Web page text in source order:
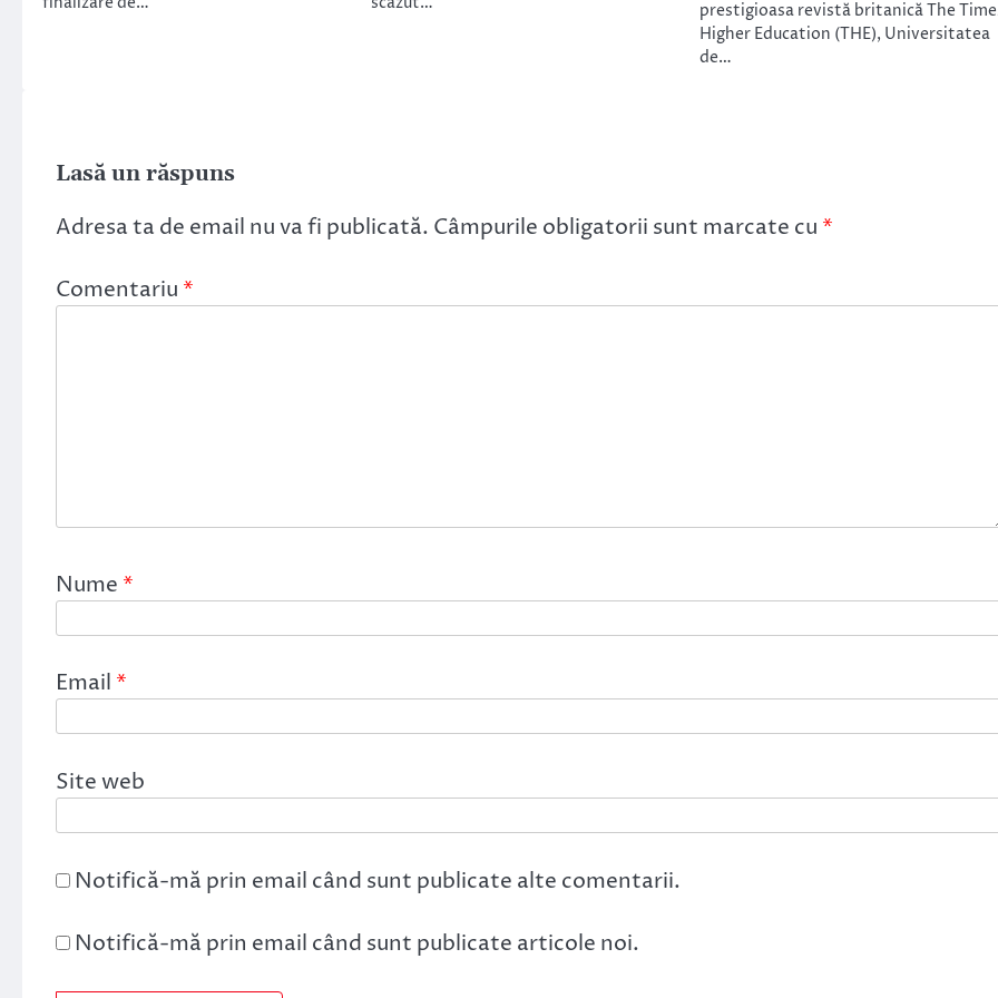
prestigioasa revistă britanică The
Higher Education (THE), Universitatea
de…
Lasă un răspuns
Adresa ta de email nu va fi publicată. Câmpurile obligatorii sunt marcate cu *
Comentariu *
Nume *
Email *
Site web
Notifică-mă prin email când sunt publicate alte comentarii.
Notifică-mă prin email când sunt publicate articole noi.